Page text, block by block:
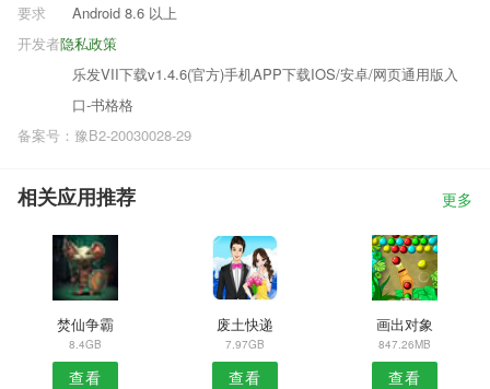
要求
Android 8.6 以上
隐私政策
开发者
乐发VII下载v1.4.6(官方)手机APP下载IOS/安卓/网页通用版入
口-书格格
备案号：豫B2-20030028-29
相关应用推荐 更多
焚仙争霸
8.4GB
查看
废土快递
7.97GB
查看
画出对象
847.26MB
查看